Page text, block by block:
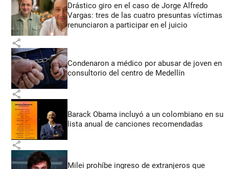
Drástico giro en el caso de Jorge Alfredo
Vargas: tres de las cuatro presuntas víctimas
renunciaron a participar en el juicio
share
Condenaron a médico por abusar de joven en
consultorio del centro de Medellín
share
Barack Obama incluyó a un colombiano en su
lista anual de canciones recomendadas
share
Milei prohíbe ingreso de extranjeros que